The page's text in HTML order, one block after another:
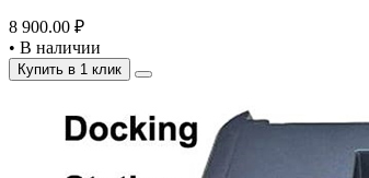
8 900.00 ₽
• В наличии
Купить в 1 клик